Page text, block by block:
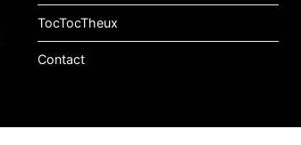
TocTocTheux
Contact